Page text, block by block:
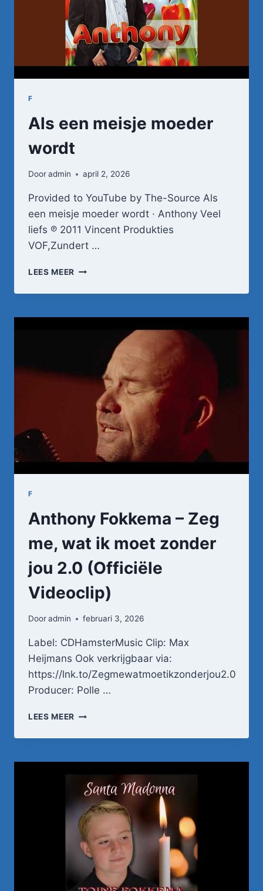
SCHEIDEN(OFFICIËLE
VIDEOCLIP)
F
Als een meisje moeder
wordt
Dooradmin april 2, 2026
Provided to YouTube by The-Source Als
een meisje moeder wordt · Anthony Veel
liefs ℗ 2011 Vincent Produkties
VOF,Zundert …
LEES MEER ALS
MEISJE
WORDT
F
Anthony Fokkema – Zeg
me, wat ik moet zonder
jou 2.0 (Officiële
Videoclip)
Dooradmin februari 3, 2026
Label: CDHamsterMusic Clip: Max
Heijmans Ook verkrijgbaar via:
https://lnk.to/Zegmewatmoetikzonderjou2.0
Producer: Polle …
LEES MEER ANTHONY
–
ME,
WAT
MOET
ZONDER
JOU
2.0
(OFFICIËLE
VIDEOCLIP)